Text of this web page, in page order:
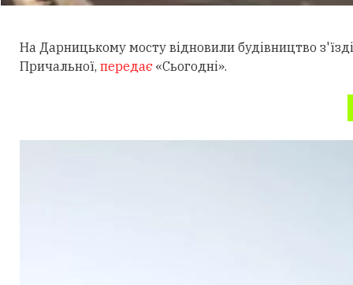
На Дарницькому мосту відновили будівництво
Причальної, передає«Сьогодні».